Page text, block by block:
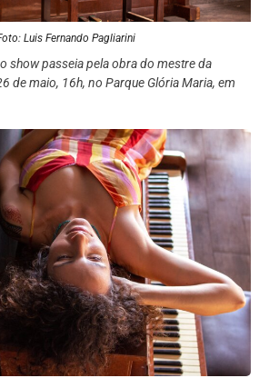
Luis Fernando Pagliarini
show passeia pela obra do mestre da
de maio, 16h, no Parque Glória Maria, em